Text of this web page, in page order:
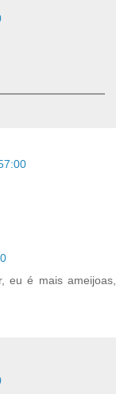
eu é mais ameijoas,